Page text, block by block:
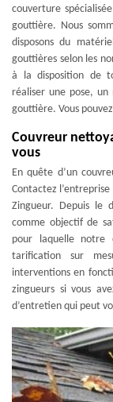
couverture
gouttière. Nous
disposons du
gouttières selon les
à la disposition de
réaliser une pose,
gouttière. Vous
Couvreur
vous
En quête d’un
Contactez
Zingueur. Depuis le
comme objectif de
pour laquelle notre
tarification sur
interventions en
zingueurs si vous
d’entretien qui peut